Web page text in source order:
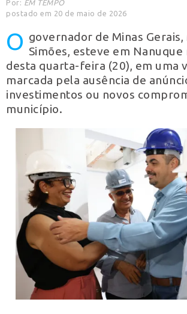
Por: EM TEMPO
postado em 20 de maio de 2026
O governador de Minas Gerais,
Simões, esteve em Nanuque
desta quarta-feira (20), em uma
marcada pela ausência de
investimentos ou novos
município.